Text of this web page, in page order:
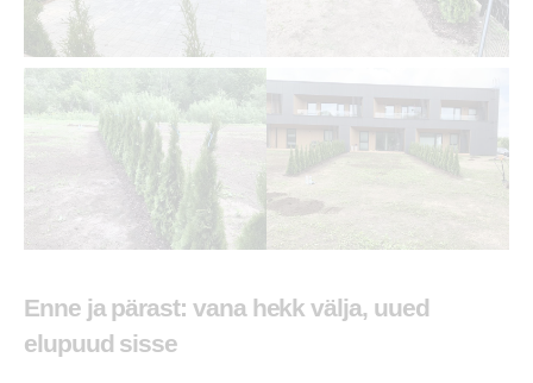
Enne ja pärast: vana hekk välja, uued
elupuud sisse